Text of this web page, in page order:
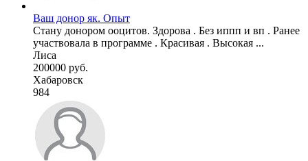
Ваш донор як. Опыт
Стану донором ооцитов. Здорова . Без иппп и вп . Ранее
участвовала в программе . Красивая . Высокая ...
Лиса
200000 руб.
Хабаровск
984